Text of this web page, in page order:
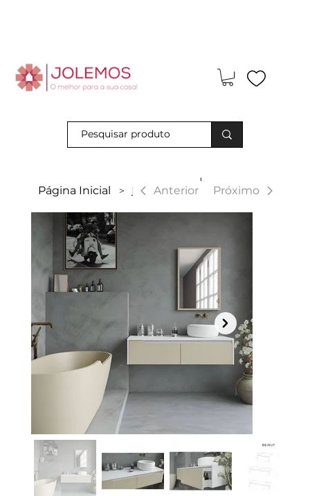
Página Inicial > BeirutAnterior Próximo